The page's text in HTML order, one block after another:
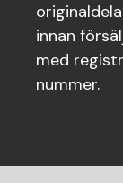
innan
med
nummer.